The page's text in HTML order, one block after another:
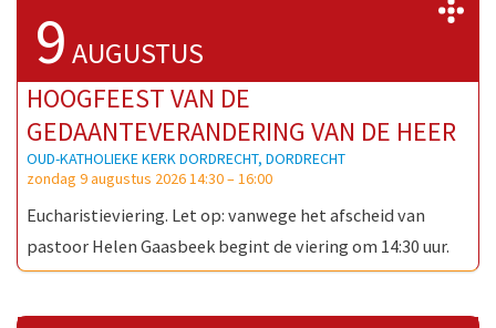
HOOGFEEST VAN DE
GEDAANTEVERANDERING VAN DE HEER
9 AUGUSTUS
OUD-KATHOLIEKE KERK DORDRECHT, DORDRECHT
zondag 9 augustus 2026 14:30–16:00
Eucharistieviering. Let op: vanwege het afscheid van
pastoor Helen Gaasbeek begint de viering om 14:30 uur.